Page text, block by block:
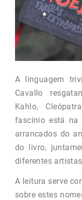
A linguagem
Cavallo
Kahlo,
fascínio está na
arrancados do
do livro,
diferentes
A leitura serve
sobre estes